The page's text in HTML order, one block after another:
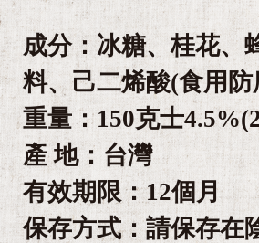
成分：冰糖、桂花、
料、己二烯酸(食用防
重量：150克士
產 地：台灣
有效期限：12個月
保存方式：請保存在